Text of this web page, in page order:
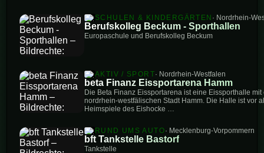
SCHULEN & KINDERGÄRTEN · Nordrhein-
Berufskolleg Beckum - Sporthallen
Europaschule und Berufskolleg Beckum
AKTIV / SPORT· Nordrhein-Westfalen
beta Finanz Eissportarena Hamm
Die Beta Finanz Eissportarena ist eine Eissporthalle
nordrhein-westfälischen Stadt Hamm. Die Halle ist vor
Heimspiele des Eishocke …
RUND UMS AUTO· Mecklenburg-Vorpommern
bft Tankstelle Bastorf
Tankstelle